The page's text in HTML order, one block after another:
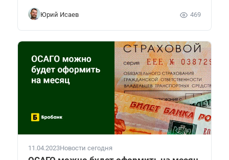
Юрий Исаев 469
11.04.2023Новости сегодня